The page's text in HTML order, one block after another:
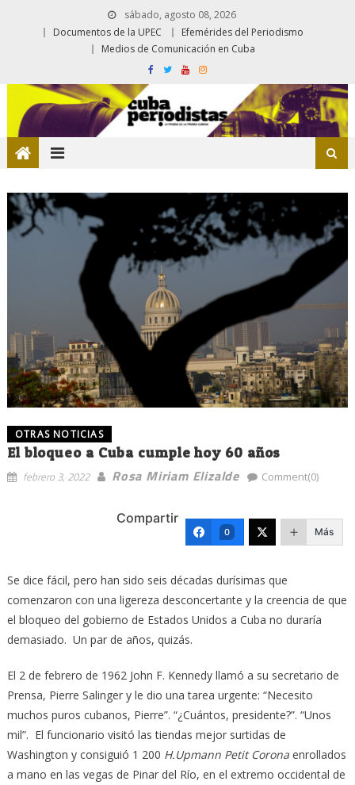
sábado, agosto 08, 2026
Documentos de la UPEC
Efemérides del Periodismo
Medios de Comunicación en Cuba
OTRAS NOTICIAS
El bloqueo a Cuba cumple hoy 60 años
febrero 3, 2022 Rosa Miriam Elizalde Comment(0)
Compartir
0 Más
Se dice fácil, pero han sido seis décadas durísimas que
comenzaron con una ligereza desconcertante y la creencia de que
el bloqueo del gobierno de Estados Unidos a Cuba no duraría
demasiado. Un par de años, quizás.
El 2 de febrero de 1962 John F. Kennedy llamó a su secretario de
Prensa, Pierre Salinger y le dio una tarea urgente: “Necesito
muchos puros cubanos, Pierre”. “¿Cuántos, presidente?”. “Unos
mil”. El funcionario visitó las tiendas mejor surtidas de
Washington y consiguió 1 200 H.Upmann Petit Coronaenrollados
a mano en las vegas de Pinar del Río, en el extremo occidental de